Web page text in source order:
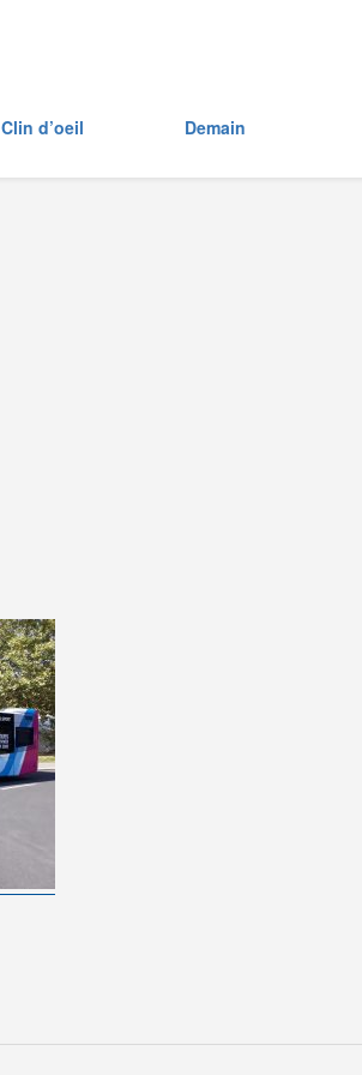
Clin d’oeil Demain